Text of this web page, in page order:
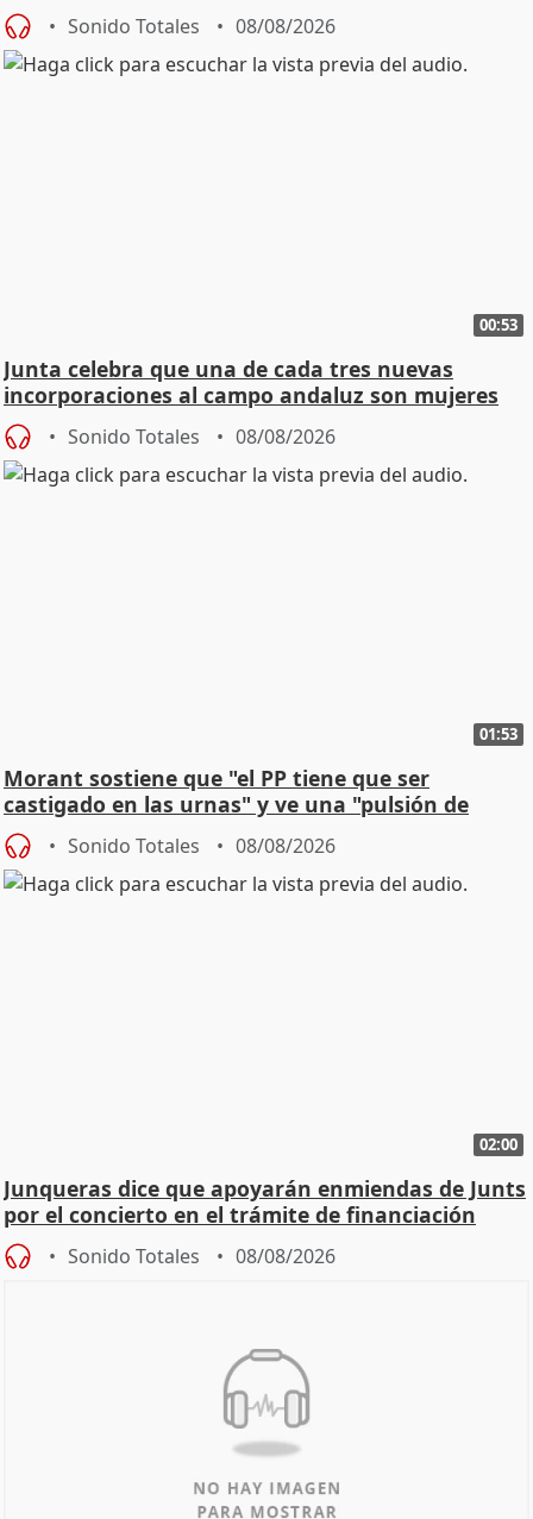
Sonido Totales 08/08/2026
00:53
Junta celebra que una de cada tres nuevas
incorporaciones al campo andaluz son mujeres
jóvenes
Sonido Totales 08/08/2026
01:53
Morant sostiene que "el PP tiene que ser
castigado en las urnas" y ve una "pulsión de
cambio"
Sonido Totales 08/08/2026
02:00
Junqueras dice que apoyarán enmiendas de Junts
por el concierto en el trámite de financiación
Sonido Totales 08/08/2026